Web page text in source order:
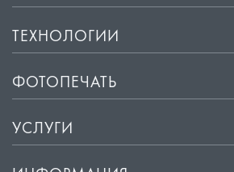
ТЕХНОЛОГИИ
ФОТОПЕЧАТЬ
УСЛУГИ